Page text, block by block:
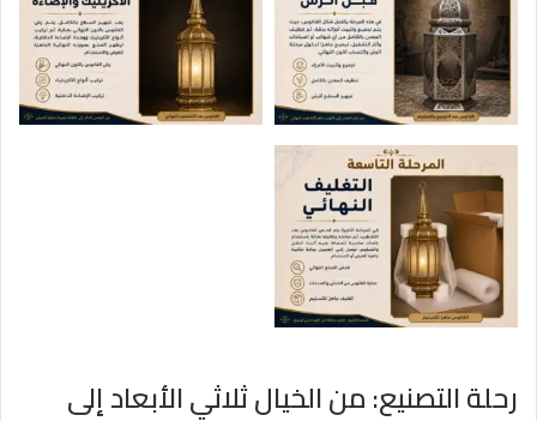
رحلة التصنيع: من الخيال ثلاثي الأبعاد إلى